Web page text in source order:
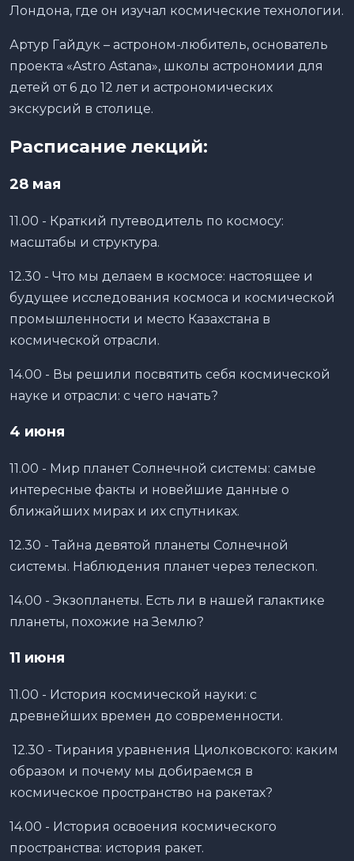
Лондона, где он изучал космические технологии.
Артур Гайдук – астроном-любитель, основатель
проекта «Astro Astana», школы астрономии для
детей от 6 до 12 лет и астрономических
экскурсий в столице.
Расписание лекций:
28 мая
11.00 - Краткий путеводитель по космосу:
масштабы и структура.
12.30 - Что мы делаем в космосе: настоящее и
будущее исследования космоса и космической
промышленности и место Казахстана в
космической отрасли.
14.00 - Вы решили посвятить себя космической
науке и отрасли: с чего начать?
4 июня
11.00 - Мир планет Солнечной системы: самые
интересные факты и новейшие данные о
ближайших мирах и их спутниках.
12.30 - Тайна девятой планеты Солнечной
системы. Наблюдения планет через телескоп.
14.00 - Экзопланеты. Есть ли в нашей галактике
планеты, похожие на Землю?
11 июня
11.00 - История космической науки: с
древнейших времен до современности.
12.30 - Тирания уравнения Циолковского: каким
образом и почему мы добираемся в
космическое пространство на ракетах?
14.00 - История освоения космического
пространства: история ракет.